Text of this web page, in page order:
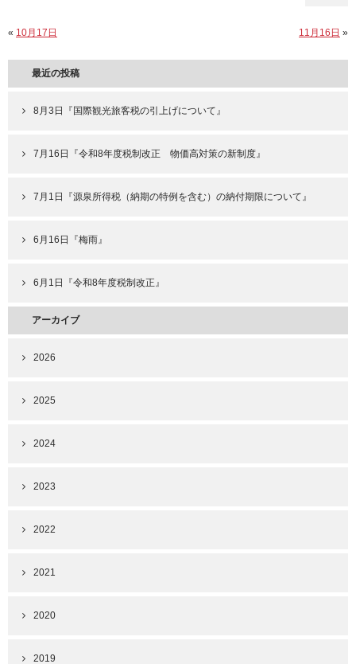
« 10月17日 11月16日 »
最近の投稿
8月3日『国際観光旅客税の引上げについて』
7月16日『令和8年度税制改正 物価高対策の新制度』
7月1日『源泉所得税（納期の特例を含む）の納付期限について』
6月16日『梅雨』
6月1日『令和8年度税制改正』
アーカイブ
2026
2025
2024
2023
2022
2021
2020
2019